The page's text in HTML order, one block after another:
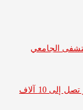
غريب يطلق مسابقة لأفضل شاص كلاسيكي بجوائز تصل إلى 10 آلاف